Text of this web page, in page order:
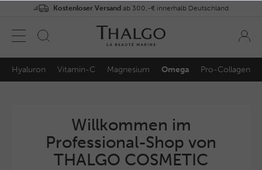
Kostenloser Versand ab 300,-€ innerhalb Deutschland
Hyaluron Vitamin-C Magnesium Omega Pro-Collagen
Willkommen im
Professional-Shop von
THALGO COSMETIC